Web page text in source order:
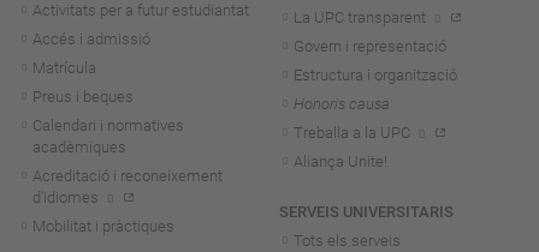
Activitats per a futur estudiantat
Accés i admissió
Matrícula
Preus i beques
Calendari i normatives
acadèmiques
Acreditació i reconeixement
d'idiomes
Mobilitat i pràctiques
La UPC transparent
Govern i representació
Estructura i organització
Honoris causa
Treballa a la UPC
Aliança Unite!
SERVEIS UNIVERSITARIS
Tots els serveis